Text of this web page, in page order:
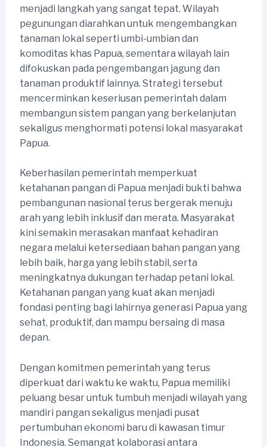
menjadi langkah yang sangat tepat. Wilayah
pegunungan diarahkan untuk mengembangkan
tanaman lokal seperti umbi-umbian dan
komoditas khas Papua, sementara wilayah lain
difokuskan pada pengembangan jagung dan
tanaman produktif lainnya. Strategi tersebut
mencerminkan keseriusan pemerintah dalam
membangun sistem pangan yang berkelanjutan
sekaligus menghormati potensi lokal masyarakat
Papua.
Keberhasilan pemerintah memperkuat
ketahanan pangan di Papua menjadi bukti bahwa
pembangunan nasional terus bergerak menuju
arah yang lebih inklusif dan merata. Masyarakat
kini semakin merasakan manfaat kehadiran
negara melalui ketersediaan bahan pangan yang
lebih baik, harga yang lebih stabil, serta
meningkatnya dukungan terhadap petani lokal.
Ketahanan pangan yang kuat akan menjadi
fondasi penting bagi lahirnya generasi Papua yang
sehat, produktif, dan mampu bersaing di masa
depan.
Dengan komitmen pemerintah yang terus
diperkuat dari waktu ke waktu, Papua memiliki
peluang besar untuk tumbuh menjadi wilayah yang
mandiri pangan sekaligus menjadi pusat
pertumbuhan ekonomi baru di kawasan timur
Indonesia. Semangat kolaborasi antara